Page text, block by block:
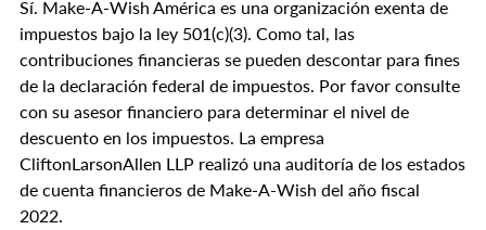
Sí. Make-A-Wish América es una organización exenta de
impuestos bajo la ley 501(c)(3). Como tal, las
contribuciones financieras se pueden descontar para fines
de la declaración federal de impuestos. Por favor consulte
con su asesor financiero para determinar el nivel de
descuento en los impuestos. La empresa
CliftonLarsonAllen LLP realizó una auditoría de los estados
de cuenta financieros de Make-A-Wish del año fiscal
2022.